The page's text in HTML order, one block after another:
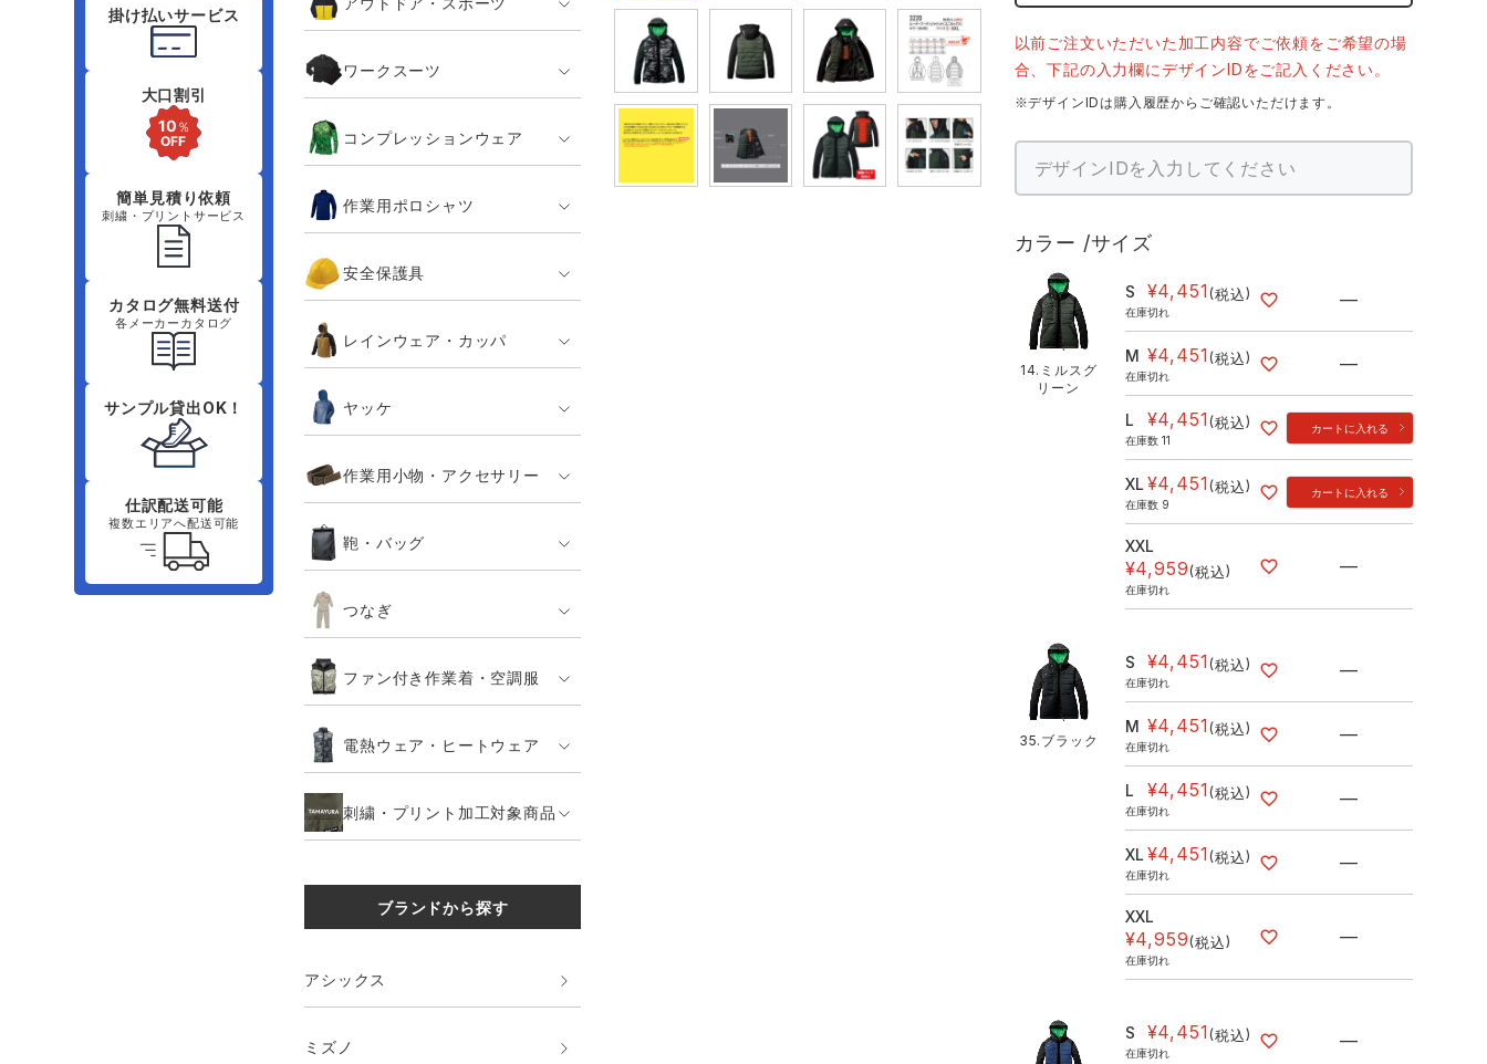
掛け払いサービス
大口割引
簡単見積り依頼
刺繍・プリントサービス
カタログ無料送付
各メーカーカタログ
サンプル貸出OK！
仕訳配送可能
複数エリアへ配送可能
ワークスーツ
コンプレッションウェア
作業用ポロシャツ
安全保護具
レインウェア・カッパ
ヤッケ
作業用小物・アクセサリー
鞄・バッグ
つなぎ
ファン付き作業着・空調服
電熱ウェア・ヒートウェア
刺繍・プリント加工対象商品
ブランドから探す
アシックス
ミズノ
以前ご注文いただいた加工内容でご依頼をご希望の場
合、下記の入力欄にデザインIDをご記入ください。
※デザインIDは購入履歴からご確認いただけます。
カラー サイズ
14.ミルスグ
リーン
S ¥4,451 税込
在庫切れ
—
M ¥4,451 税込
在庫切れ
—
L ¥4,451 税込
在庫数 11
カートに入れる
XL ¥4,451 税込
在庫数 9
カートに入れる
XXL
¥4,959 税込
在庫切れ
—
35.ブラック
S ¥4,451 税込
在庫切れ
—
M ¥4,451 税込
在庫切れ
—
L ¥4,451 税込
在庫切れ
—
XL ¥4,451 税込
在庫切れ
—
XXL
¥4,959 税込
在庫切れ
—
S ¥4,451 税込
在庫切れ
—